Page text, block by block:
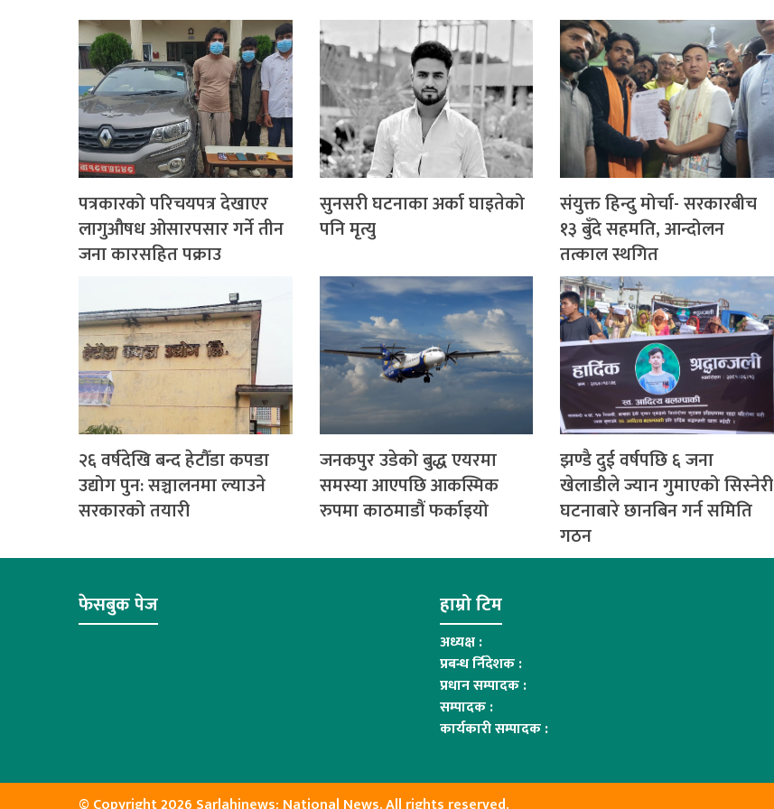
पत्रकारको परिचयपत्र देखाएर
लागुऔषध ओसारपसार गर्ने तीन
जना कारसहित पक्राउ
सुनसरी घटनाका अर्का घाइतेको
पनि मृत्यु
संयुक्त हिन्दु मोर्चा- सरकारबीच
१३ बुँदे सहमति, आन्दोलन
तत्काल स्थगित
२६ वर्षदेखि बन्द हेटौँडा कपडा
उद्योग पुन: सञ्चालनमा ल्याउने
सरकारको तयारी
जनकपुर उडेको बुद्ध एयरमा
समस्या आएपछि आकस्मिक
रुपमा काठमाडौं फर्काइयो
झण्डै दुई वर्षपछि ६ जना
खेलाडीले ज्यान गुमाएको सिस्नेरी
घटनाबारे छानबिन गर्न समिति
गठन
फेसबुक पेज हाम्रो टिम
अध्यक्ष :
प्रबन्ध र्निदेशक :
प्रधान सम्पादक :
सम्पादक :
कार्यकारी सम्पादक :